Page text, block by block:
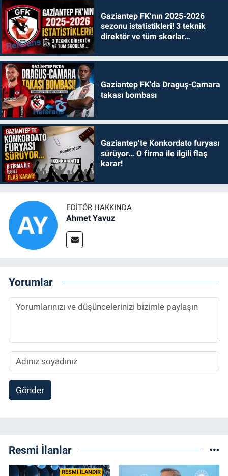
Gaziantep FK’nın 2025-2026
sezonu istatistikleri! 3 teknik
direktör ve tüm skorlar…
Gaziantep FK’da Draguş-Camara
takası bombası
Gaziantep’te Konkordato furyası
sürüyor… O firma ile ilgili flaş
karar!
EDITÖR HAKKINDA
Ahmet Yavuz
Yorumlar
Gönder
Resmi İlanlar
RESMİ İLANDIR